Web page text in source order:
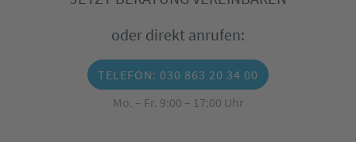
oder direkt anrufen:
TELEFON: 030 863 20 34 00
Mo. – Fr. 9:00 – 17:00 Uhr